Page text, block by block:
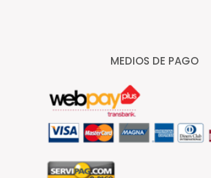
MEDIOS DE PAGO